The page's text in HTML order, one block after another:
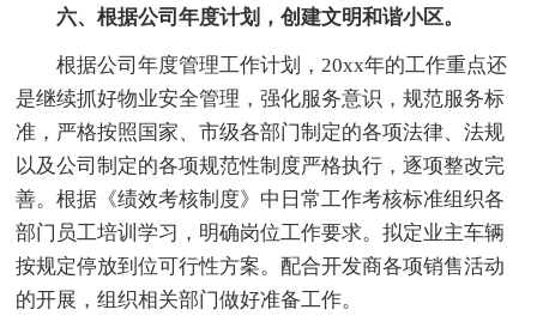
六、根据公司年度计划，创建文明和谐小区。
根据公司年度管理工作计划，20xx年的工作重点还
是继续抓好物业安全管理，强化服务意识，规范服务标
准，严格按照国家、市级各部门制定的各项法律、法规
以及公司制定的各项规范性制度严格执行，逐项整改完
善。根据《绩效考核制度》中日常工作考核标准组织各
部门员工培训学习，明确岗位工作要求。拟定业主车辆
按规定停放到位可行性方案。配合开发商各项销售活动
的开展，组织相关部门做好准备工作。